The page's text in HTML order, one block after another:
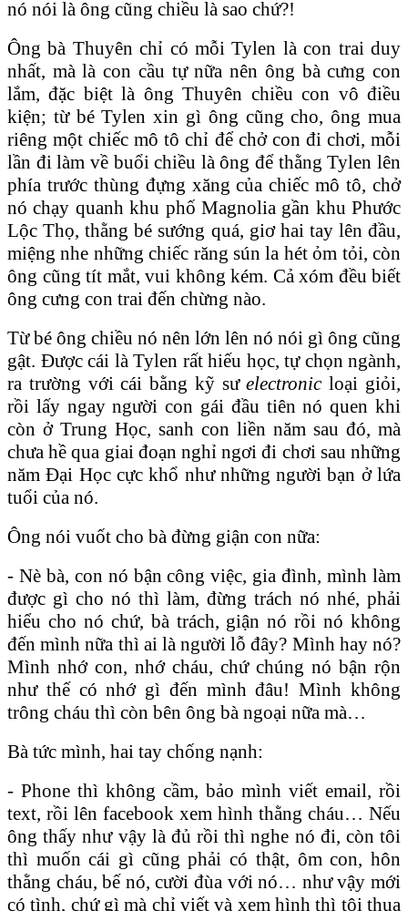
nó nói là ông cũng chiều là sao chứ?!
Ông bà Thuyên chỉ có mỗi Tylen là con trai duy
nhất, mà là con cầu tự nữa nên ông bà cưng con
lắm, đặc biệt là ông Thuyên chiều con vô điều
kiện; từ bé Tylen xin gì ông cũng cho, ông mua
riêng một chiếc mô tô chỉ để chở con đi chơi, mỗi
lần đi làm về buổi chiều là ông để thằng Tylen lên
phía trước thùng đựng xăng của chiếc mô tô, chở
nó chạy quanh khu phố Magnolia gần khu Phước
Lộc Thọ, thằng bé sướng quá, giơ hai tay lên đầu,
miệng nhe những chiếc răng sún la hét ỏm tỏi, còn
ông cũng tít mắt, vui không kém. Cả xóm đều biết
ông cưng con trai đến chừng nào.
Từ bé ông chiều nó nên lớn lên nó nói gì ông cũng
gật. Được cái là Tylen rất hiếu học, tự chọn ngành,
ra trường với cái bằng kỹ sưelectronic loại giỏi,
rồi lấy ngay người con gái đầu tiên nó quen khi
còn ở Trung Học, sanh con liền năm sau đó, mà
chưa hề qua giai đoạn nghỉ ngơi đi chơi sau những
năm Đại Học cực khổ như những người bạn ở lứa
tuổi của nó.
Ông nói vuốt cho bà đừng giận con nữa:
- Nè bà, con nó bận công việc, gia đình, mình làm
được gì cho nó thì làm, đừng trách nó nhé, phải
hiểu cho nó chứ, bà trách, giận nó rồi nó không
đến mình nữa thì ai là người lỗ đây? Mình hay nó?
Mình nhớ con, nhớ cháu, chứ chúng nó bận rộn
như thế có nhớ gì đến mình đâu! Mình không
trông cháu thì còn bên ông bà ngoại nữa mà…
Bà tức mình, hai tay chống nạnh:
- Phone thì không cầm, bảo mình viết email, rồi
text, rồi lên facebook xem hình thằng cháu… Nếu
ông thấy như vậy là đủ rồi thì nghe nó đi, còn tôi
thì muốn cái gì cũng phải có thật, ôm con, hôn
thằng cháu, bế nó, cười đùa với nó… như vậy mới
có tình, chứ gì mà chỉ viết và xem hình thì tôi thua